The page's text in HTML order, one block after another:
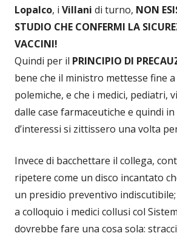
Lopalco, i Villani di turno, NON
STUDIO CHE CONFERMI LA
VACCINI!
Quindi per il PRINCIPIO DI
bene che il ministro mettesse fine
polemiche, e che i medici, pediatri,
dalle case farmaceutiche e quindi
d’interessi si zittissero una volta
Invece di bacchettare il collega,
ripetere come un disco incantato
un presidio preventivo
a colloquio i medici collusi col
dovrebbe fare una cosa sola: